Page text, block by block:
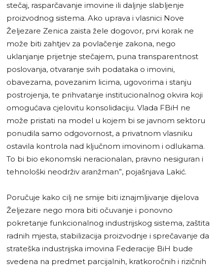
stečaj, rasparčavanje imovine ili daljnje slabljenje
proizvodnog sistema. Ako uprava i vlasnici Nove
Željezare Zenica zaista žele dogovor, prvi korak ne
može biti zahtjev za povlačenje zakona, nego
uklanjanje prijetnje stečajem, puna transparentnost
poslovanja, otvaranje svih podataka o imovini,
obavezama, povezanim licima, ugovorima i stanju
postrojenja, te prihvatanje institucionalnog okvira koji
omogućava cjelovitu konsolidaciju. Vlada FBiH ne
može pristati na model u kojem bi se javnom sektoru
ponudila samo odgovornost, a privatnom vlasniku
ostavila kontrola nad ključnom imovinom i odlukama.
To bi bio ekonomski neracionalan, pravno nesiguran i
tehnološki neodrživ aranžman”, pojašnjava Lakić.
Poručuje kako cilj ne smije biti iznajmljivanje dijelova
Željezare nego mora biti očuvanje i ponovno
pokretanje funkcionalnog industrijskog sistema, zaštita
radnih mjesta, stabilizacija proizvodnje i sprečavanje da
strateška industrijska imovina Federacije BiH bude
svedena na predmet parcijalnih, kratkoročnih i rizičnih